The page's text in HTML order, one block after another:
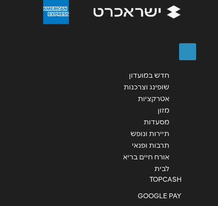
חדש במועדון
שופינג וצרכנות
אטרקציות
מזון
מסעדות
תיירות ונופש
תרבות ופנאי
אורח חיים בריא
לבית
TOPCASH
GOOGLE PAY